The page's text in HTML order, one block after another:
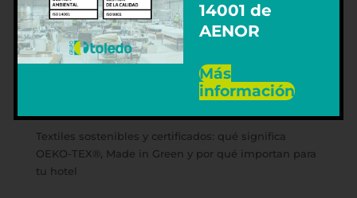
Grupo Toledo obtiene el sello de sostenibilidad
Textiles sostenibles y certificados: qué significa
OEKO-TEX®, Made in Green y por qué importan para
tu hotel
14001 de
AENOR
Más
información